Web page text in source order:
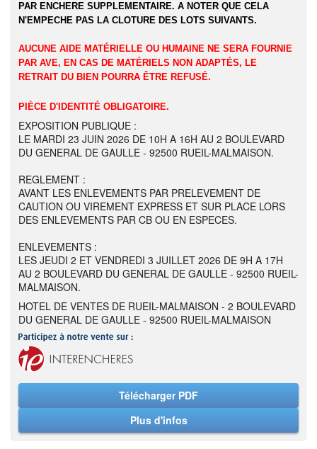
PAR ENCHERE SUPPLEMENTAIRE. A NOTER QUE CELA
N'EMPECHE PAS LA CLOTURE DES LOTS SUIVANTS.
AUCUNE AIDE MATÉRIELLE OU HUMAINE NE SERA FOURNIE
PAR AVE, EN CAS DE MATÉRIELS NON ADAPTÉS, LE
RETRAIT DU BIEN POURRA ÊTRE REFUSÉ.
PIÈCE D'IDENTITÉ OBLIGATOIRE.
EXPOSITION PUBLIQUE :
LE MARDI 23 JUIN 2026 DE 10H A 16H AU 2 BOULEVARD
DU GENERAL DE GAULLE - 92500 RUEIL-MALMAISON.
REGLEMENT :
AVANT LES ENLEVEMENTS PAR PRELEVEMENT DE
CAUTION OU VIREMENT EXPRESS ET SUR PLACE LORS
DES ENLEVEMENTS PAR CB OU EN ESPECES.
ENLEVEMENTS :
LES JEUDI 2 ET VENDREDI 3 JUILLET 2026 DE 9H A 17H
AU 2 BOULEVARD DU GENERAL DE GAULLE - 92500 RUEIL-
MALMAISON.
HOTEL DE VENTES DE RUEIL-MALMAISON - 2 BOULEVARD
DU GENERAL DE GAULLE - 92500 RUEIL-MALMAISON
Télécharger PDF
Plus d'infos